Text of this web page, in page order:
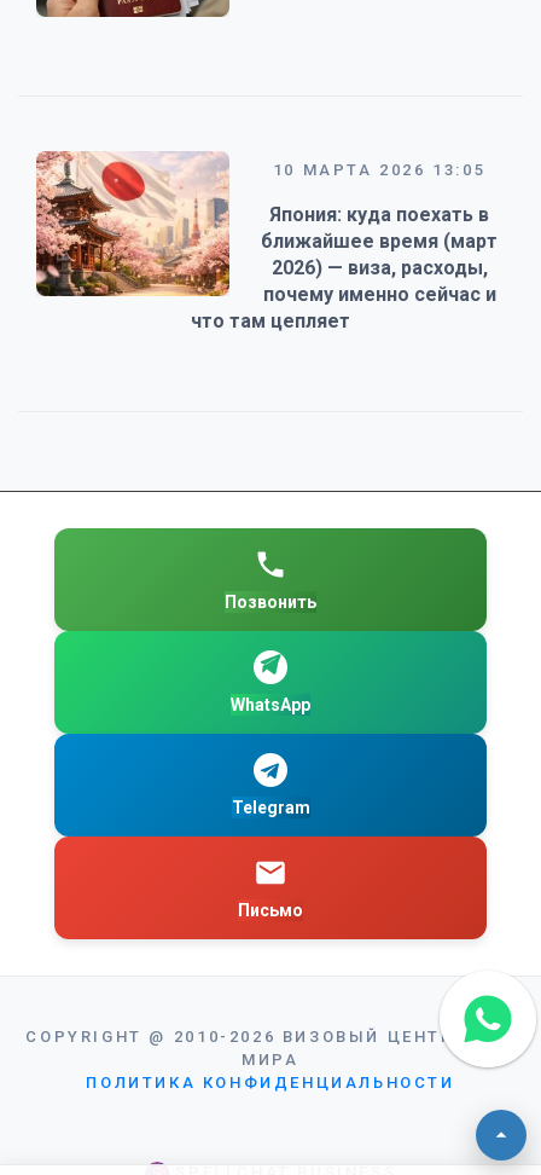
10 МАРТА 2026 13:05
Япония: куда поехать в
ближайшее время (март
2026) — виза, расходы,
почему именно сейчас и
что там цепляет
Позвонить
WhatsApp
Telegram
Письмо
COPYRIGHT @ 2010-2026 ВИЗОВЫЙ ЦЕНТР ВИЗА
МИРА
ПОЛИТИКА КОНФИДЕНЦИАЛЬНОСТИ